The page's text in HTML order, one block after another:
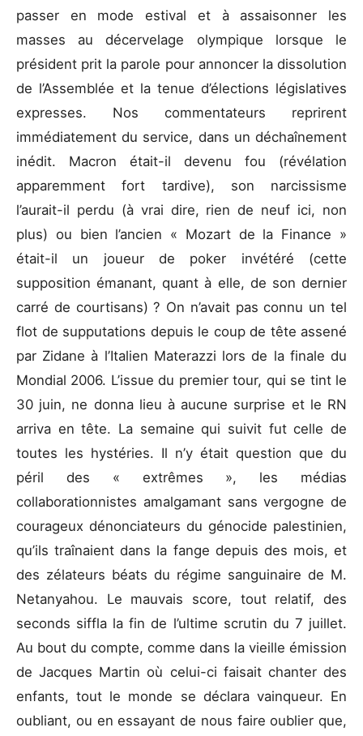
passer en mode estival et à assaisonner les
masses au décervelage olympique lorsque le
président prit la parole pour annoncer la dissolution
de l’Assemblée et la tenue d’élections législatives
expresses. Nos commentateurs reprirent
immédiatement du service, dans un déchaînement
inédit. Macron était-il devenu fou (révélation
apparemment fort tardive), son narcissisme
l’aurait-il perdu (à vrai dire, rien de neuf ici, non
plus) ou bien l’ancien « Mozart de la Finance »
était-il un joueur de poker invétéré (cette
supposition émanant, quant à elle, de son dernier
carré de courtisans) ? On n’avait pas connu un tel
flot de supputations depuis le coup de tête assené
par Zidane à l’Italien Materazzi lors de la finale du
Mondial 2006. L’issue du premier tour, qui se tint le
30 juin, ne donna lieu à aucune surprise et le RN
arriva en tête. La semaine qui suivit fut celle de
toutes les hystéries. Il n’y était question que du
péril des « extrêmes », les médias
collaborationnistes amalgamant sans vergogne de
courageux dénonciateurs du génocide palestinien,
qu’ils traînaient dans la fange depuis des mois, et
des zélateurs béats du régime sanguinaire de M.
Netanyahou. Le mauvais score, tout relatif, des
seconds siffla la fin de l’ultime scrutin du 7 juillet.
Au bout du compte, comme dans la vieille émission
de Jacques Martin où celui-ci faisait chanter des
enfants, tout le monde se déclara vainqueur. En
oubliant, ou en essayant de nous faire oublier que,